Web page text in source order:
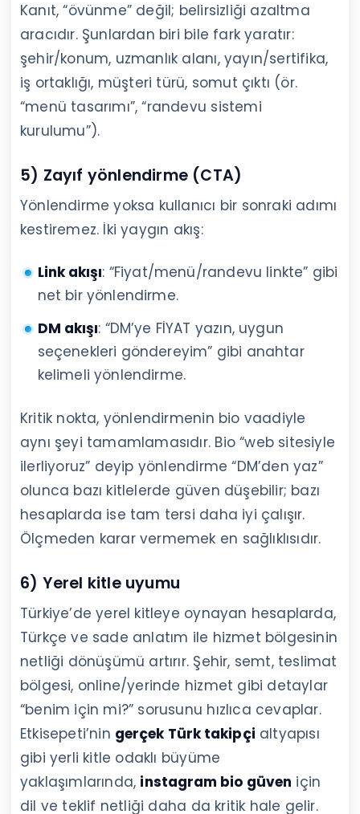
Kanıt, “övünme” değil; belirsizliği azaltma
aracıdır. Şunlardan biri bile fark yaratır:
şehir/konum, uzmanlık alanı, yayın/sertifika,
iş ortaklığı, müşteri türü, somut çıktı (ör.
“menü tasarımı”, “randevu sistemi
kurulumu”).
5) Zayıf yönlendirme (CTA)
Yönlendirme yoksa kullanıcı bir sonraki adımı
kestiremez. İki yaygın akış:
Link akışı: “Fiyat/menü/randevu linkte” gibi
net bir yönlendirme.
DM akışı: “DM’ye FİYAT yazın, uygun
seçenekleri göndereyim” gibi anahtar
kelimeli yönlendirme.
Kritik nokta, yönlendirmenin bio vaadiyle
aynı şeyi tamamlamasıdır. Bio “web sitesiyle
ilerliyoruz” deyip yönlendirme “DM’den yaz”
olunca bazı kitlelerde güven düşebilir; bazı
hesaplarda ise tam tersi daha iyi çalışır.
Ölçmeden karar vermemek en sağlıklısıdır.
6) Yerel kitle uyumu
Türkiye’de yerel kitleye oynayan hesaplarda,
Türkçe ve sade anlatım ile hizmet bölgesinin
netliği dönüşümü artırır. Şehir, semt, teslimat
bölgesi, online/yerinde hizmet gibi detaylar
“benim için mi?” sorusunu hızlıca cevaplar.
Etkisepeti’nin gerçek Türk takipçi altyapısı
gibi yerli kitle odaklı büyüme
yaklaşımlarında, instagram bio güven için
dil ve teklif netliği daha da kritik hale gelir.